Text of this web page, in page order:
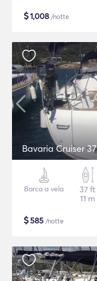
$1,008 /notte
Bavaria Cruiser 37
Barca a vela
37 ft
11 m
$585 /notte